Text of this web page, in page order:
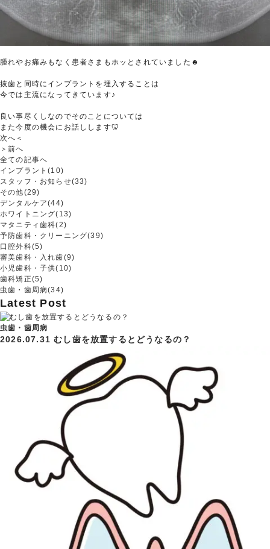
腫れやお痛みもなく患者さまもホッとされていました☻
抜歯と同時にインプラントを埋入することは
今では主流になってきています♪
良い事尽くしなのでそのことについては
また今度の機会にお話しします🦷
次へ＜
＞前へ
全ての記事へ
インプラント(10)
スタッフ・お知らせ(33)
その他(29)
デンタルケア(44)
ホワイトニング(13)
マタニティ歯科(2)
予防歯科・クリーニング(39)
口腔外科(5)
審美歯科・入れ歯(9)
小児歯科・子供(10)
歯科矯正(5)
虫歯・歯周病(34)
Latest Post
虫歯・歯周病
2026.07.31 むし歯を放置するとどうなるの？